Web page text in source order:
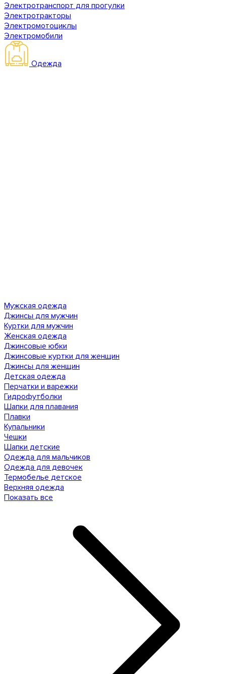
Электротранспорт для прогулки
Электротракторы
Электромотоциклы
Электромобили
Одежда
Мужская одежда
Джинсы для мужчин
Куртки для мужчин
Женская одежда
Джинсовые юбки
Джинсовые куртки для женщин
Джинсы для женщин
Детская одежда
Перчатки и варежки
Гидрофутболки
Шапки для плавания
Плавки
Купальники
Чешки
Шапки детские
Одежда для мальчиков
Одежда для девочек
Термобелье детское
Верхняя одежда
Показать все